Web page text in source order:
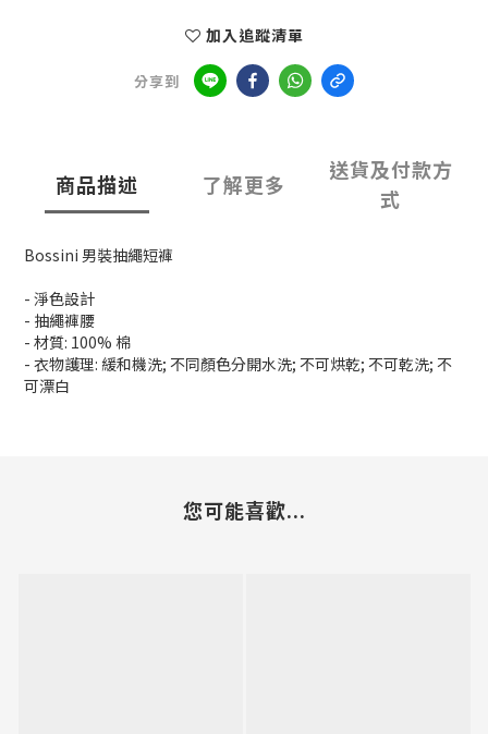
加入追蹤清單
分享到
商品描述 了解更多
送貨及付款方
式
Bossini 男裝抽繩短褲
- 淨色設計
- 抽繩褲腰
- 材質: 100% 棉
- 衣物護理: 緩和機洗; 不同顏色分開水洗; 不可烘乾; 不可乾洗; 不
可漂白
您可能喜歡...